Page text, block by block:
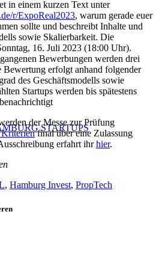
STARTUPS
in einem kurzen Text unter
r/ExpoReal2023, warum gerade euer
sollte und beschreibt Inhalte und
sowie Skalierbarkeit. Die
16. Juli 2023 (18:00 Uhr).
Bewerbungen werden drei
erfolgt anhand folgender
des Geschäftsmodells sowie
Startups werden bis spätestens
der Messe zur Prüfung
Kriterienfinal über eine Zulassung
erfahrt ihrhier.
, Hamburg Invest, PropTech